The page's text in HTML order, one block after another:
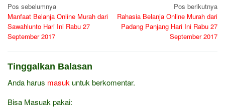
Navigasi
pos
Pos sebelumnya
Manfaat Belanja Online Murah dari
Sawahlunto Hari Ini Rabu 27
September 2017
Pos berikutnya
Rahasia Belanja Online Murah dari
Padang Panjang Hari Ini Rabu 27
September 2017
Tinggalkan Balasan
Anda harus masuk untuk berkomentar.
Bisa Masuak pakai: